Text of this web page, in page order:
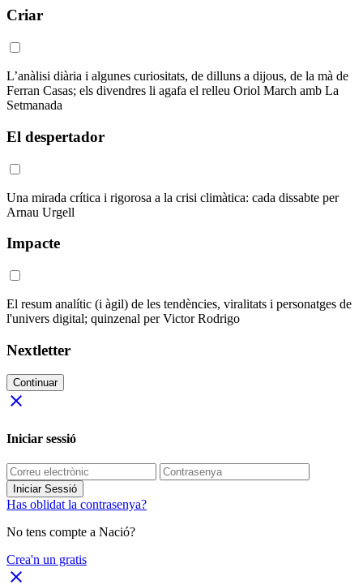
Criar
L’anàlisi diària i algunes curiositats, de dilluns a dijous, de la mà de
Ferran Casas; els divendres li agafa el relleu Oriol March amb La
Setmanada
El despertador
Una mirada crítica i rigorosa a la crisi climàtica: cada dissabte per
Arnau Urgell
Impacte
El resum analític (i àgil) de les tendències, viralitats i personatges de
l'univers digital; quinzenal per Victor Rodrigo
Nextletter
Continuar
close
Iniciar sessió
Iniciar Sessió
Has oblidat la contrasenya?
No tens compte a Nació?
Crea'n un gratis
close